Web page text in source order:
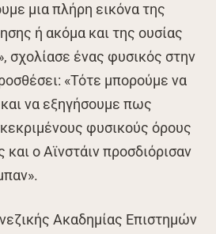
μια πλήρη εικόνα της
ή ακόμα και της ουσίας
σχολίασε ένας φυσικός στην
«Τότε μπορούμε να
να εξηγήσουμε πως
φυσικούς όρους
ο Αϊνστάιν προσδιόρισαν
Ακαδημίας Επιστημών